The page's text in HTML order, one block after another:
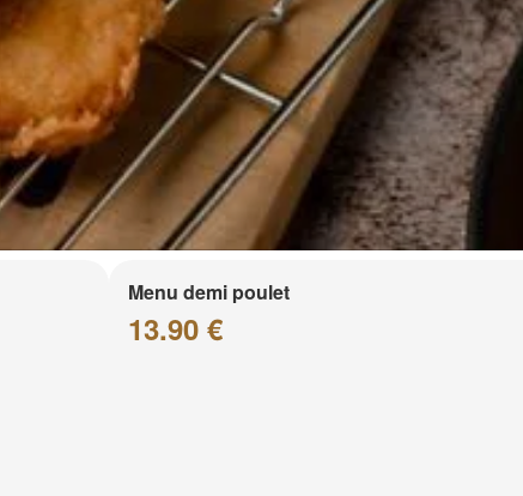
Menu demi poulet
13.90 €